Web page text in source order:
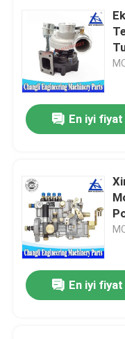
En iyi fiyat
En iyi fiyat